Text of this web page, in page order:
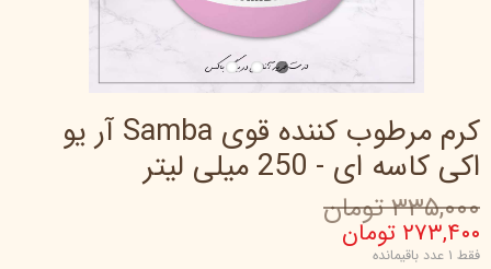
کرم مرطوب کننده قوی Samba آر یو
اکی کاسه ای - 250 میلی لیتر
۳۳۵,۰۰۰ تومان
۲۷۳,۴۰۰ تومان
فقط ۱ عدد باقیمانده